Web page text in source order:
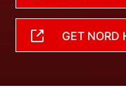
GET NORD